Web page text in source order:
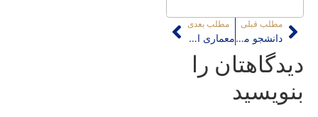
مطلب قبلی
دانشجو محوری و افت کیفیت آموزش معماری
مطلب بعدی
معماری ایرانی اسلامی در نمایشگاه ومبلی!
دیدگاهتان را
بنویسید